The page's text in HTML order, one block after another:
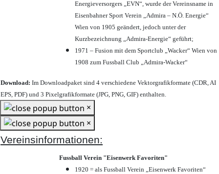
Energieversorgers „EVN“, wurde der Vereinsname in
Eisenbahner Sport Verein „Admira – N.Ö. Energie“
Wien von 1905 geändert, jedoch unter der
Kurzbezeichnung „Admira-Energie“ geführt;
1971 – Fusion mit dem Sportclub „Wacker“ Wien von
1908 zum Fussball Club „Admira-Wacker“
Download: Im Downloadpaket sind 4 verschiedene Vektorgrafikformate (CDR, AI
EPS, PDF) und 3 Pixelgrafikformate (JPG, PNG, GIF) enthalten.
×
×
Vereinsinformationen:
Fussball Verein "Eisenwerk Favoriten"
1920 = als Fussball Verein „Eisenwerk Favoriten“